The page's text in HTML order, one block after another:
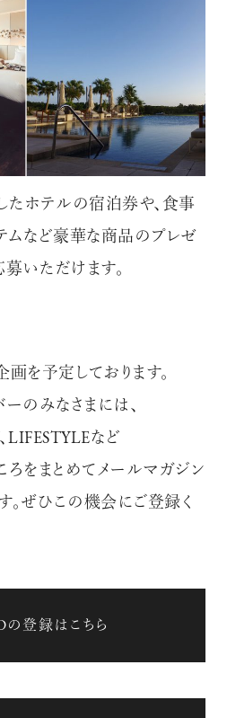
たホテルの宿泊券や、食事
テムなど豪華な商品のプレゼ
募いただけます。
画を予定しております。
のみなさまには、
LIFESTYLEなど
ろをまとめてメールマガジン
。ぜひこの機会にご登録く
登録はこちら